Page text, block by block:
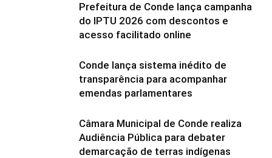
Prefeitura de Conde lança campanha
do IPTU 2026 com descontos e
acesso facilitado online
Conde lança sistema inédito de
transparência para acompanhar
emendas parlamentares
Câmara Municipal de Conde realiza
Audiência Pública para debater
demarcação de terras indígenas